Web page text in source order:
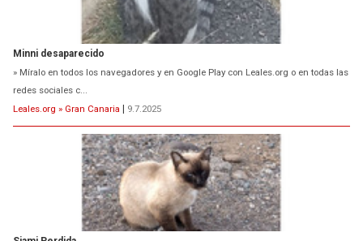
Minni desaparecido
» Míralo en todos los navegadores y en Google Play con Leales.org o en todas las
redes sociales c...
Leales.org » Gran Canaria
9.7.2025